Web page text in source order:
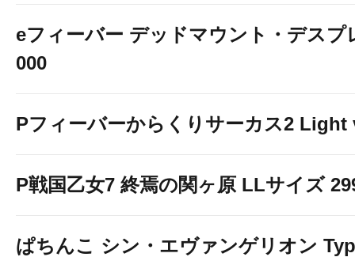
eフィーバー デッドマウント・デスプ
000
Pフィーバーからくりサーカス2 Light
P戦国乙女7 終焉の関ヶ原 LLサイズ
ぱちんこ シン・エヴァンゲリオン